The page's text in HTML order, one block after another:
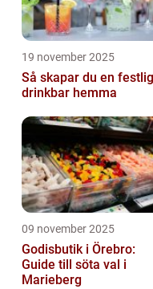
19 november 2025
Så skapar du en festlig
drinkbar hemma
09 november 2025
Godisbutik i Örebro:
Guide till söta val i
Marieberg